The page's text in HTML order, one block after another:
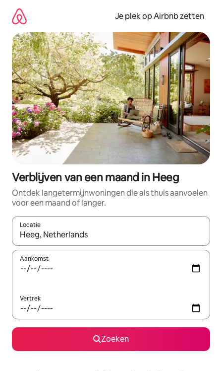
direct
naar
inhoud
Je plek op Airbnb zetten
Verblijven van een maand in Heeg
Ontdek langetermijnwoningen die als thuis aanvoelen
voor een maand of langer.
Locatie
Wanneer er resultaten beschikbaar zijn, maak je een keuze
Aankomst
Vertrek
Zoeken